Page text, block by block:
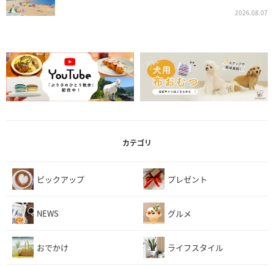
2026.08.07
カテゴリ
ピックアップ プレゼント
NEWS グルメ
おでかけ ライフスタイル